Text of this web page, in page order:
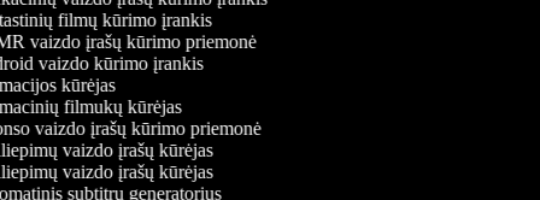
filmų kūrimo įrankis
vaizdo įrašų kūrimo priemonė
vaizdo kūrimo įrankis
kūrėjas
filmukų kūrėjas
vaizdo įrašų kūrimo priemonė
vaizdo įrašų kūrėjas
vaizdo įrašų kūrėjas
subtitrų generatorius